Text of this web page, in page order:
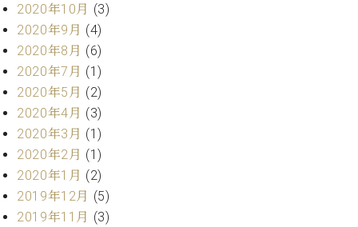
W.
ホ
フ
マ
ン
ヴ
ィ
ジ
ョ
ン
フ
ご
挨
技
術
者
紹
介
展示
情報
【ユ
ーロ
2020年10月 (3)
2020年9月 (4)
2020年8月 (6)
2020年7月 (1)
2020年5月 (2)
2020年4月 (3)
2020年3月 (1)
2020年2月 (1)
2020年1月 (2)
2019年12月 (5)
2019年11月 (3)